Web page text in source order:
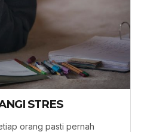
STRES
orang pasti pernah